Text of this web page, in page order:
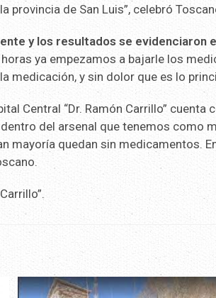
provincia de San Luis”, celebró
y los resultados se evidenciaron
ya empezamos a bajarle los
medicación, y sin dolor que es lo
Central “Dr. Ramón Carrillo” cuenta
del arsenal que tenemos como
mayoría quedan sin medicamentos.